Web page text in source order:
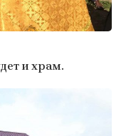
и храм.